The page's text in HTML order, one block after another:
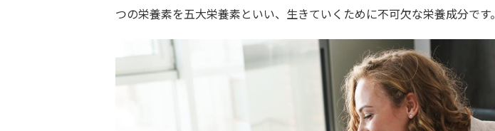
つの栄養素を五大栄養素といい、生きていくために不可欠な栄養成分です。